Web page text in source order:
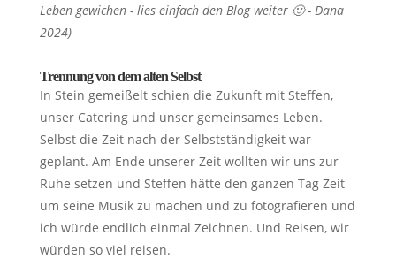
Leben gewichen - lies einfach den Blog weiter 🙂 - Dana
2024)
Trennung von dem alten Selbst
In Stein gemeißelt schien die Zukunft mit Steffen,
unser Catering und unser gemeinsames Leben.
Selbst die Zeit nach der Selbstständigkeit war
geplant. Am Ende unserer Zeit wollten wir uns zur
Ruhe setzen und Steffen hätte den ganzen Tag Zeit
um seine Musik zu machen und zu fotografieren und
ich würde endlich einmal Zeichnen. Und Reisen, wir
würden so viel reisen.